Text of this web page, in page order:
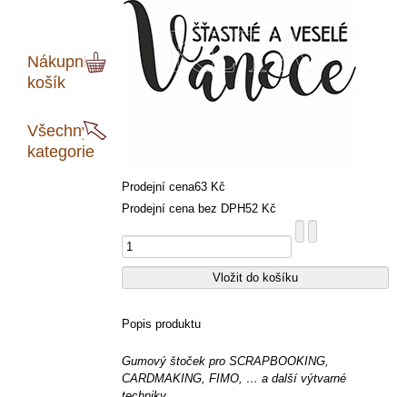
Nákupní
košík
Všechny
kategorie
Prodejní cena63 Kč
Prodejní cena bez DPH52 Kč
Popis produktu
Gumový štoček pro SCRAPBOOKING,
CARDMAKING, FIMO, … a další výtvarné